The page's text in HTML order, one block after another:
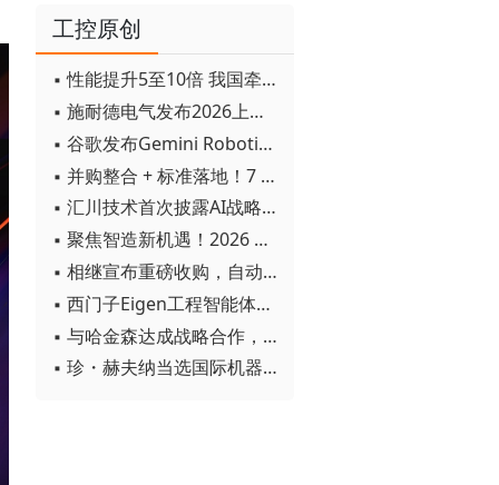
工控原创
▪ 性能提升5至10倍 我国牵头制定的WiTSnet工业以太网国际标准正式发布
▪ 施耐德电气发布2026上半年可持续发展成绩单 "Impact 2030"路线图开局稳健
▪ 谷歌发布Gemini Robotics 2模型 实现人形机器人全身智能控制突破
▪ 并购整合 + 标准落地！7 月工业自动化产业动态速递
▪ 汇川技术首次披露AI战略进展：从两个方面推动“AI业务化”落地
▪ 聚焦智造新机遇！2026 青岛数字化及智能制造技术论坛圆满落幕
▪ 相继宣布重磅收购，自动化巨头新一轮并购潮剑指何方？
▪ 西门子Eigen工程智能体落地中国，工业AI跨越物理世界“确定性”拐点
▪ 与哈金森达成战略合作，乐聚机器人何以持续获得工业巨头青睐？
▪ 珍・赫夫纳当选国际机器人联合会新任主席